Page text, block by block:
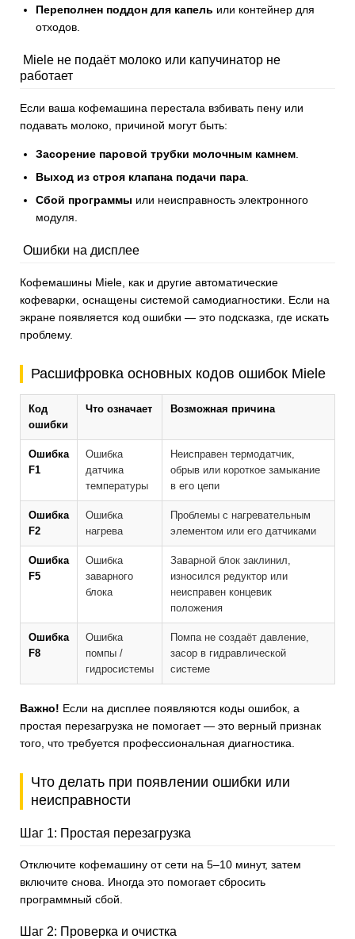
Переполнен поддон для капель или контейнер для
отходов.
Miele не подаёт молоко или капучинатор не
работает
Если ваша кофемашина перестала взбивать пену или
подавать молоко, причиной могут быть:
Засорение паровой трубки молочным камнем
Выход из строя клапана подачи пара
Сбой программы или неисправность электронного
модуля.
Ошибки на дисплее
Кофемашины Miele, как и другие автоматические
кофеварки, оснащены системой самодиагностики. Если на
экране появляется код ошибки — это подсказка, где искать
проблему.
Расшифровка основных кодов ошибок Miele
Код
ошибки
Что означает Возможная причина
Ошибка
F1
Ошибка
датчика
температуры
Неисправен термодатчик,
обрыв или короткое замыкание
в его цепи
Ошибка
F2
Ошибка
нагрева
Проблемы с нагревательным
элементом или его датчиками
Ошибка
F5
Ошибка
заварного
блока
Заварной блок заклинил,
износился редуктор или
неисправен концевик
положения
Ошибка
F8
Ошибка
помпы /
гидросистемы
Помпа не создаёт давление,
засор в гидравлической
системе
Важно! Если на дисплее появляются коды ошибок, а
простая перезагрузка не помогает — это верный признак
того, что требуется профессиональная диагностика.
Что делать при появлении ошибки или
неисправности
Шаг 1: Простая перезагрузка
Отключите кофемашину от сети на 5–10 минут, затем
включите снова. Иногда это помогает сбросить
программный сбой.
Шаг 2: Проверка и очистка